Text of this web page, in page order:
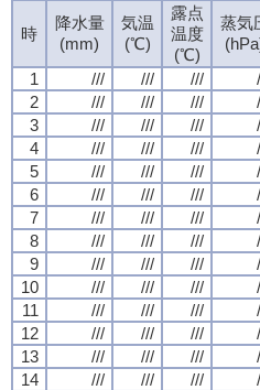
時
降水量
(mm)
気温
(℃)
露点
温度
(℃)
蒸気
1
/// /// ///
2
/// /// ///
3
/// /// ///
4
/// /// ///
5
/// /// ///
6
/// /// ///
7
/// /// ///
8
/// /// ///
9
/// /// ///
10
/// /// ///
11
/// /// ///
12
/// /// ///
13
/// /// ///
14
/// /// ///